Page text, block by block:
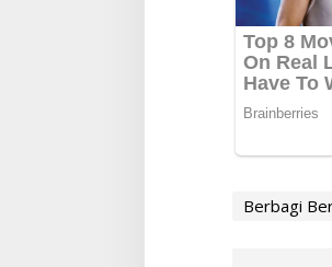
Berbagi